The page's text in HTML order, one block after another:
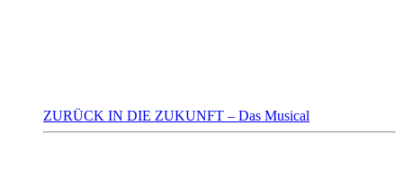
ZURÜCK IN DIE ZUKUNFT – Das Musical